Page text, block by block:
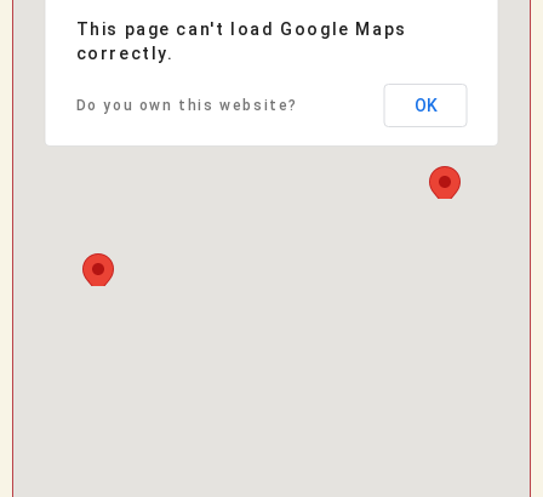
This page can't load Google Maps
correctly.
Do you own this website? OK